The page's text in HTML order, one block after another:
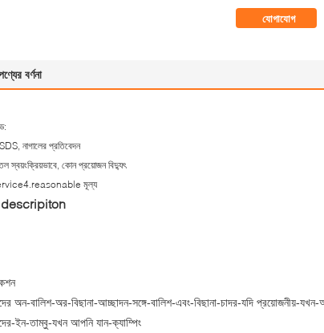
যোগাযোগ
বর্ণনা
নাগালের প্রতিবেদন
স্বয়ংক্রিয়ভাবে, কোন প্রয়োজন বিদ্যুৎ
মূল্য
descripiton
অন-বালিশ-অর-বিছানা-আচ্ছাদন-সঙ্গে-বালিশ-এবং-বিছানা-চাদর-যদি
ইন-তাম্বু-যখন আপনি যান-ক্যাম্পিং